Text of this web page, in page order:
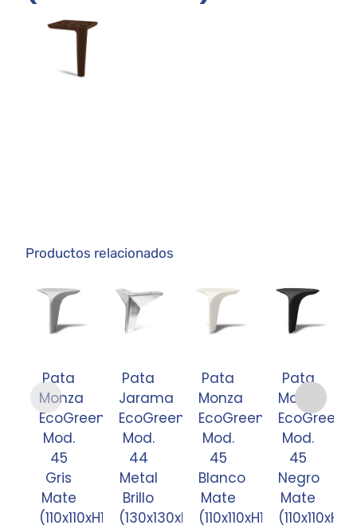
Productos relacionados
Pata
Monza
EcoGreen
Mod.
45
Gris
Mate
(110x110xH120)
Pata
Jarama
EcoGreen
Mod.
44
Metal
Brillo
(130x130xH120)
Pata
Monza
EcoGreen
Mod.
45
Blanco
Mate
(110x110xH120)
Pata
Monza
EcoGreen
Mod.
45
Negro
Mate